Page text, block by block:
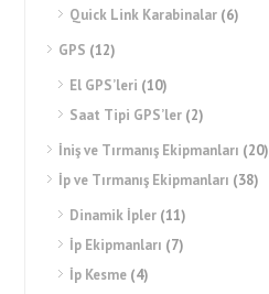
Quick Link Karabinalar (6)
GPS (12)
El GPS’leri (10)
Saat Tipi GPS’ler (2)
İniş ve Tırmanış Ekipmanları (20)
İp ve Tırmanış Ekipmanları (38)
Dinamik İpler (11)
İp Ekipmanları (7)
İp Kesme (4)